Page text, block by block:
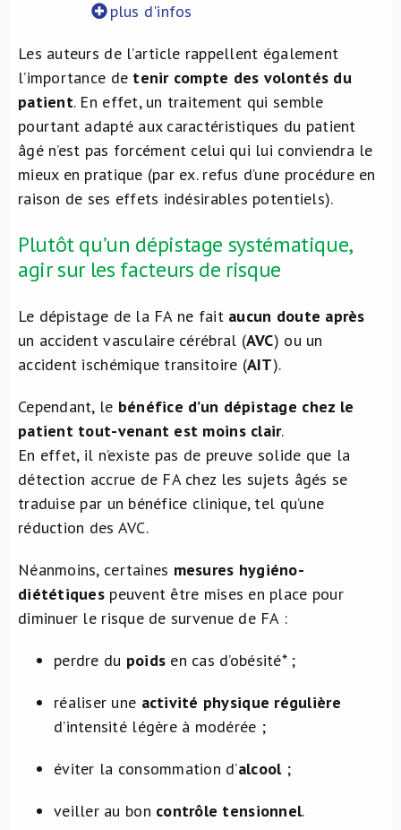
plus d'infos
Les auteurs de l’article rappellent également
l’importance de tenir compte des volontés du
patient. En effet, un traitement qui semble
pourtant adapté aux caractéristiques du patient
âgé n’est pas forcément celui qui lui conviendra le
mieux en pratique (par ex. refus d’une procédure en
raison de ses effets indésirables potentiels).
Plutôt qu’un dépistage systématique,
agir sur les facteurs de risque
Le dépistage de la FA ne fait aucun doute après
un accident vasculaire cérébral (AVC) ou un
accident ischémique transitoire (AIT).
Cependant, le bénéfice d’un dépistage chez le
patient tout-venant est moins clair.
En effet, il n’existe pas de preuve solide que la
détection accrue de FA chez les sujets âgés se
traduise par un bénéfice clinique, tel qu’une
réduction des AVC.
Néanmoins, certaines mesures hygiéno-
diététiquespeuvent être mises en place pour
diminuer le risque de survenue de FA :
perdre du poids en cas d’obésité* ;
réaliser une activité physique régulière
d’intensité légère à modérée ;
éviter la consommation d’alcool;
veiller au bon contrôle tensionnel.